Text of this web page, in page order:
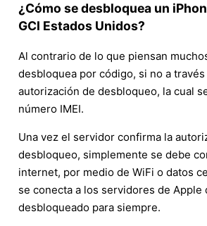
¿Cómo se desbloquea un
GCI Estados Unidos?
Al contrario de lo que piensan
desbloquea por código, si no a
autorización de desbloqueo, la cual
número IMEI.
Una vez el servidor confirma la
desbloqueo, simplemente se debe
internet, por medio de WiFi o datos
se conecta a los servidores de Apple
desbloqueado para siempre.